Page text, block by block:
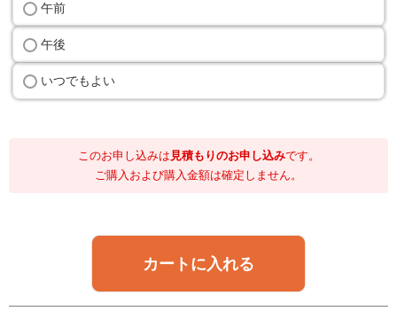
午前
午後
いつでもよい
このお申し込みは 見積もりのお申し込みです。
ご購入および購入金額は確定しません。
カートに入れる